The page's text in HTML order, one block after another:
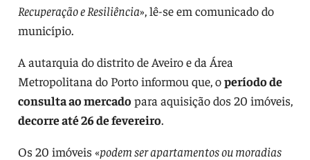
Recuperação e Resiliência», lê-se em comunicado do
município.
A autarquia do distrito de Aveiro e da Área
Metropolitana do Porto informou que, operíodo de
consulta ao mercado para aquisição dos 20 imóveis,
decorre até 26 de fevereiro.
Os 20 imóveis «podem ser apartamentos ou moradias